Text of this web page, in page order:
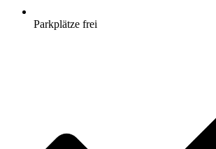
Parkplätze frei